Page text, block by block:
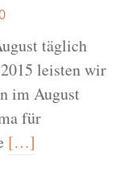
täglich
leisten wir
im August
für
[…]